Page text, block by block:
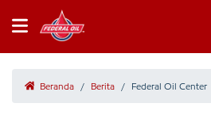
Beranda / Berita / Federal Oil Center